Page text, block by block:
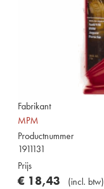
Fabrikant
MPM
Productnummer
1911131
Prijs
€ 18,43 (incl. btw)